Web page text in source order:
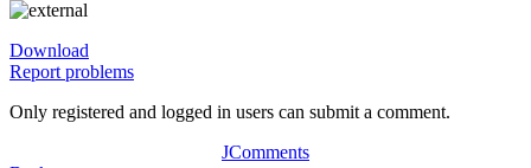
Download
Report problems
Only registered and logged in users can submit a comment.
JComments